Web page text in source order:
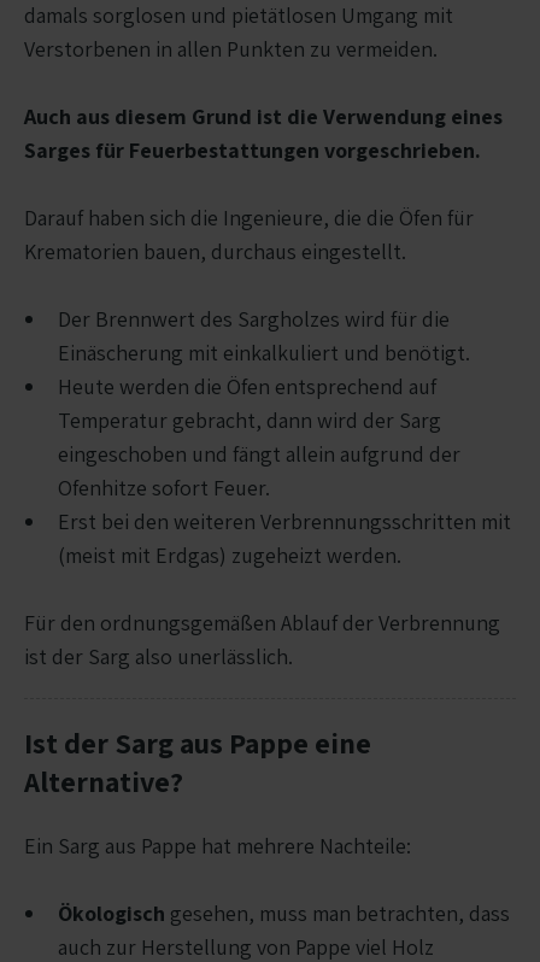
damals sorglosen und pietätlosen Umgang mit
Verstorbenen in allen Punkten zu vermeiden.
Auch aus diesem Grund ist die Verwendung eines
Sarges für Feuerbestattungen vorgeschrieben.
Darauf haben sich die Ingenieure, die die Öfen für
Krematorien bauen, durchaus eingestellt.
Der Brennwert des Sargholzes wird für die
Einäscherung mit einkalkuliert und benötigt.
Heute werden die Öfen entsprechend auf
Temperatur gebracht, dann wird der Sarg
eingeschoben und fängt allein aufgrund der
Ofenhitze sofort Feuer.
Erst bei den weiteren Verbrennungsschritten mit
(meist mit Erdgas) zugeheizt werden.
Für den ordnungsgemäßen Ablauf der Verbrennung
ist der Sarg also unerlässlich.
Ist der Sarg aus Pappe eine
Alternative?
Ein Sarg aus Pappe hat mehrere Nachteile:
Ökologisch gesehen, muss man betrachten, dass
auch zur Herstellung von Pappe viel Holz